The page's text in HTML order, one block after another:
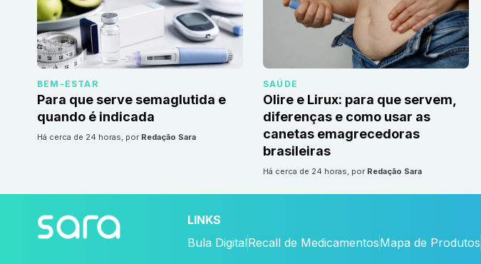
BEM-ESTAR
Para que serve semaglutida e
quando é indicada
há cerca de 24 horas, por Redação Sara
SAÚDE
Olire e Lirux: para que servem,
diferenças e como usar as
canetas emagrecedoras
brasileiras
há cerca de 24 horas, por Redação Sara
LINKS
Bula DigitalRecall de MedicamentosMapa de Produtos